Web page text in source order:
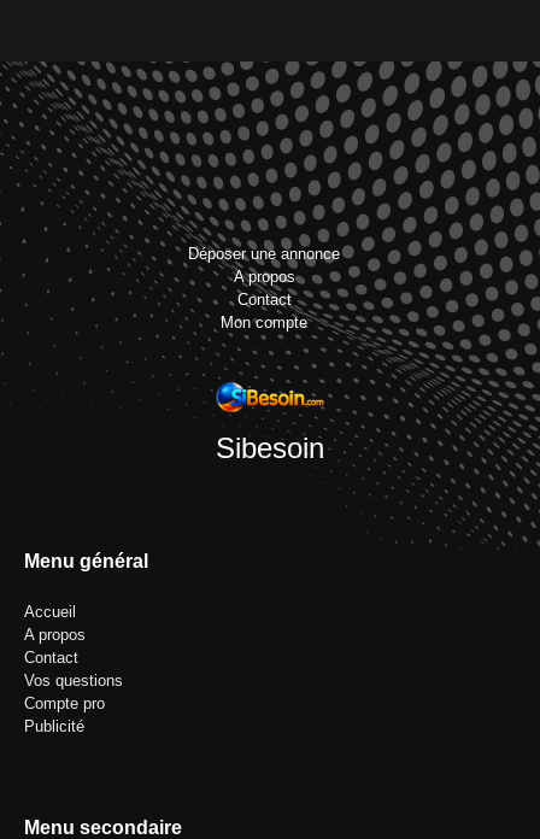
Déposer une annonce
A propos
Contact
Mon compte
Sibesoin
Menu général
Accueil
A propos
Contact
Vos questions
Compte pro
Publicité
Menu secondaire